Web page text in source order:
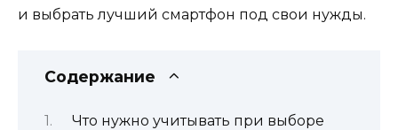
и выбрать лучший смартфон под свои нужды.
Содержание
Что нужно учитывать при выборе